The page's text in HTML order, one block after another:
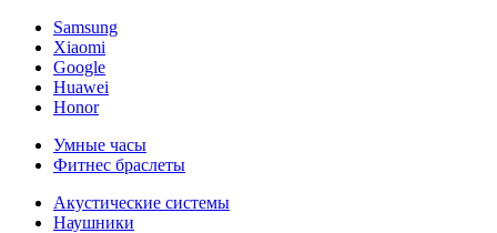
Samsung
Xiaomi
Google
Huawei
Honor
Умные часы
Фитнес браслеты
Акустические системы
Наушники